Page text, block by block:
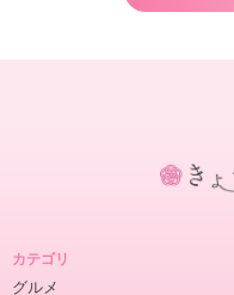
カテゴリ
グルメ